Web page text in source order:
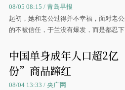
08/05 08:15 / 青岛早报
起初，她和老公过得并不幸福，面对老
的不被信任，于兰没有爆发，而是都忍下
中国单身成年人口超2亿
份”商品蹿红
08/04 13:33 / 央广网